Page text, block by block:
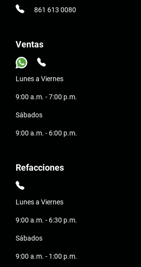
861 613 0080
Ventas
Lunes a Viernes
9:00 a.m. - 7:00 p.m.
Sábados
9:00 a.m. - 6:00 p.m.
Refacciones
Lunes a Viernes
9:00 a.m. - 6:30 p.m.
Sábados
9:00 a.m. - 1:00 p.m.